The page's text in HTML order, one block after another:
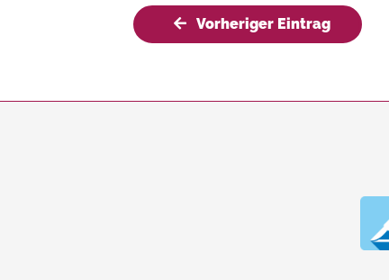
Vorheriger Eintrag